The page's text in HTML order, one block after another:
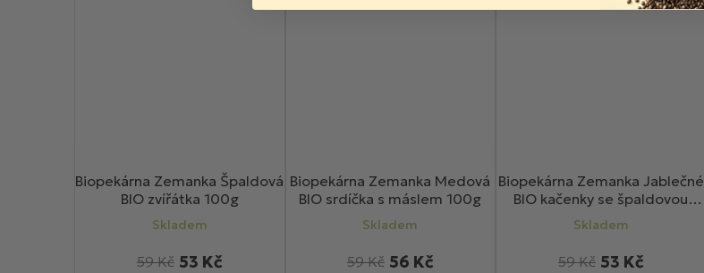
Biopekárna Zemanka Špaldová
BIO zvířátka 100g
Skladem
53 Kč
59 Kč
Biopekárna Zemanka Medová
BIO srdíčka s máslem 100g
Skladem
56 Kč
59 Kč
Biopekárna Zemanka Jablečné
BIO kačenky se špaldovou
moukou 100g
Skladem
53 Kč
59 Kč